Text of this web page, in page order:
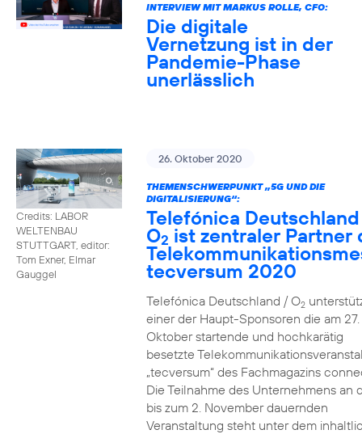
INTERVIEW MIT MARKUS ROLLE, CFO:
Die digitale
Vernetzung ist in der
Pandemie-Phase
unerlässlich
Credits: LABOR
WELTENBAU
STUTTGART, editor:
Tom Exner, Elmar
Gauggel
26. Oktober 2020
THEMENSCHWERPUNKT „5G UND DIE
DIGITALISIERUNG“:
Telefónica
O2 ist zentraler Partner
tecversum 2020
Telefónica Deutschland / O2
einer der Haupt-Sponsoren die am 27.
Oktober startende und hochkarätig
besetzte
„tecversum“ des Fachmagazins
Die Teilnahme des Unternehmens an
bis zum 2. November dauernden
Veranstaltung steht unter dem